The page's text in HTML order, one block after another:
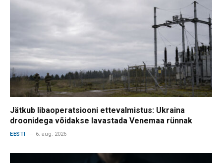
Jätkub libaoperatsiooni ettevalmistus: Ukraina
droonidega võidakse lavastada Venemaa rünnak
EESTI 6. aug. 2026